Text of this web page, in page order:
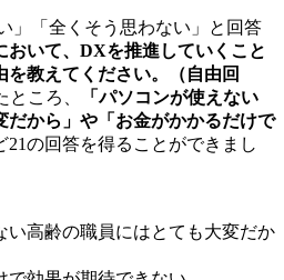
」「全くそう思わない」と回答
おいて、DXを推進していくこと
教えてください。（自由回
ところ、
「パソコンが使えない
だから」や「お金がかかるだけで
21の回答を得ることができまし
い高齢の職員にはとても大変だか